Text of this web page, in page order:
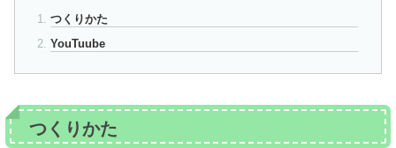
つくりかた
YouTuube
つくりかた